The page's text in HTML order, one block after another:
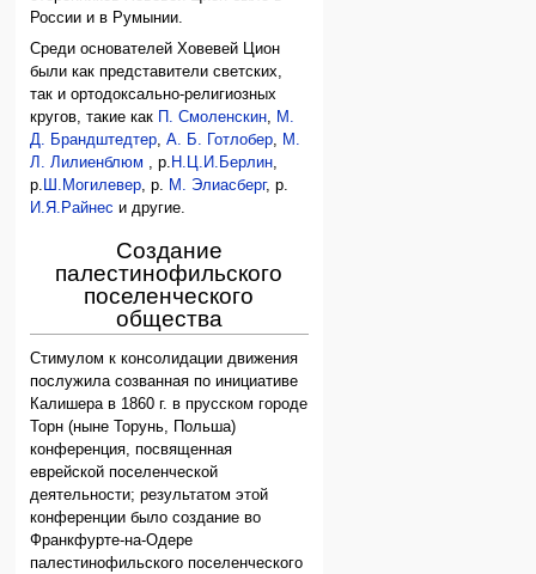
России и в Румынии.
Среди основателей Ховевей Цион
были как представители светских,
так и ортодоксально-религиозных
кругов, такие как П. Смоленскин, М.
Д. Брандштедтер,А. Б. Готлобер, М.
Л. Лилиенблюм , р. Н.Ц.И.Берлин,
р. Ш.Могилевер, р. М. Элиасберг, р.
И.Я.Райнес и другие.
Создание
палестинофильского
поселенческого
общества
Стимулом к консолидации движения
послужила созванная по инициативе
Калишера в 1860 г. в прусском городе
Торн (ныне Торунь, Польша)
конференция, посвященная
еврейской поселенческой
деятельности; результатом этой
конференции было создание во
Франкфурте-на-Одере
палестинофильского поселенческого